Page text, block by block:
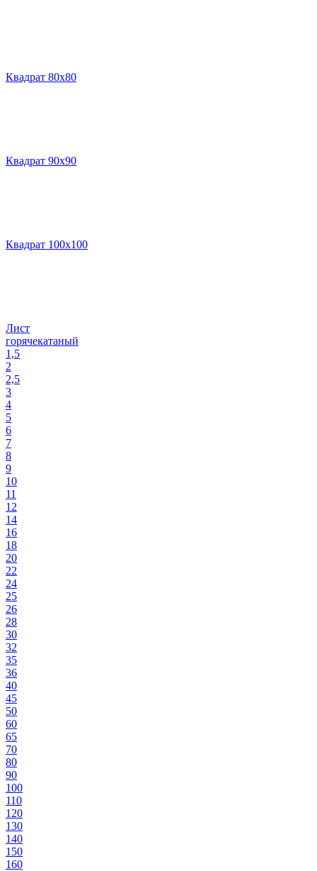
Квадрат 80х80
Квадрат 90х90
Квадрат 100х100
Лист
горячекатаный
1,5
2
2,5
3
4
5
6
7
8
9
10
11
12
14
16
18
20
22
24
25
26
28
30
32
35
36
40
45
50
60
65
70
80
90
100
110
120
130
140
150
160